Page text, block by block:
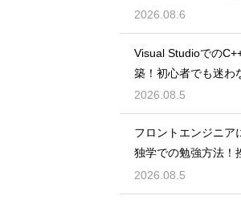
2026.08.6
Visual Studioでの
築！初心者でも迷わ
2026.08.5
フロントエンジニア
独学での勉強方法！
習計画
2026.08.5